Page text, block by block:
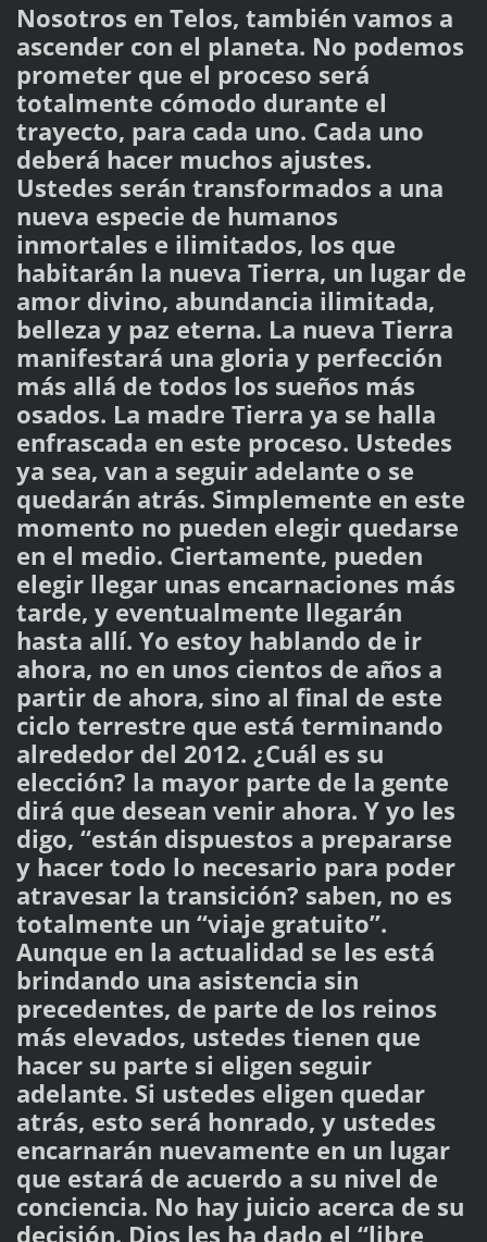
Nosotros en Telos, también vamos a
ascender con el planeta. No podemos
prometer que el proceso será
totalmente cómodo durante el
trayecto, para cada uno. Cada uno
deberá hacer muchos ajustes.
Ustedes serán transformados a una
nueva especie de humanos
inmortales e ilimitados, los que
habitarán la nueva Tierra, un lugar de
amor divino, abundancia ilimitada,
belleza y paz eterna. La nueva Tierra
manifestará una gloria y perfección
más allá de todos los sueños más
osados. La madre Tierra ya se halla
enfrascada en este proceso. Ustedes
ya sea, van a seguir adelante o se
quedarán atrás. Simplemente en este
momento no pueden elegir quedarse
en el medio. Ciertamente, pueden
elegir llegar unas encarnaciones más
tarde, y eventualmente llegarán
hasta allí. Yo estoy hablando de ir
ahora, no en unos cientos de años a
partir de ahora, sino al final de este
ciclo terrestre que está terminando
alrededor del 2012. ¿Cuál es su
elección? la mayor parte de la gente
dirá que desean venir ahora. Y yo les
digo, “están dispuestos a prepararse
y hacer todo lo necesario para poder
atravesar la transición? saben, no es
totalmente un “viaje gratuito”.
Aunque en la actualidad se les está
brindando una asistencia sin
precedentes, de parte de los reinos
más elevados, ustedes tienen que
hacer su parte si eligen seguir
adelante. Si ustedes eligen quedar
atrás, esto será honrado, y ustedes
encarnarán nuevamente en un lugar
que estará de acuerdo a su nivel de
conciencia. No hay juicio acerca de su
decisión. Dios les ha dado el “libre